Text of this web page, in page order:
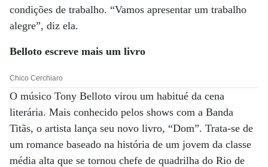
condições de trabalho. “Vamos apresentar um trabalho
alegre”, diz ela.
Belloto escreve mais um livro
Chico Cerchiaro
O músico Tony Belloto virou um habitué da cena
literária. Mais conhecido pelos shows com a Banda
Titãs, o artista lança seu novo livro, “Dom”. Trata-se de
um romance baseado na história de um jovem da classe
média alta que se tornou chefe de quadrilha do Rio de